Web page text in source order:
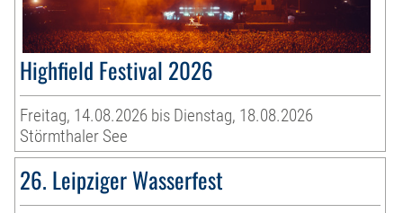
Highfield Festival 2026
Freitag, 14.08.2026 bis Dienstag, 18.08.2026
Störmthaler See
26. Leipziger Wasserfest